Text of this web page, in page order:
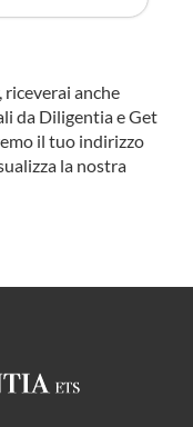
anche
da Diligentia e Get
il tuo indirizzo
la nostra